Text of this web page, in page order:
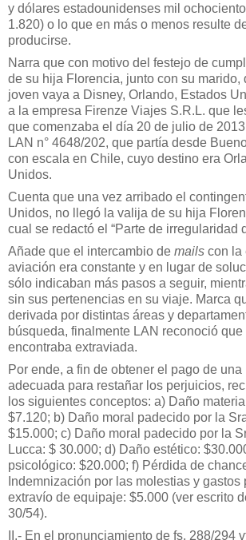
y dólares estadounidenses mil
1.820) o lo que en más o menos resulte
producirse.
Narra que con motivo del festejo de
de su hija Florencia, junto con su marido,
joven vaya a Disney, Orlando, Estados
a la empresa Firenze Viajes S.R.L. que
que comenzaba el día 20 de julio de
LAN n° 4648/202, que partía desde
con escala en Chile, cuyo destino era
Unidos.
Cuenta que una vez arribado el
Unidos, no llegó la valija de su hija
cual se redactó el “Parte de irregularidad
Añade que el intercambio de mails con la
aviación era constante y en lugar de
sólo indicaban más pasos a seguir,
sin sus pertenencias en su viaje. Marca
derivada por distintas áreas y
búsqueda, finalmente LAN reconoció
encontraba extraviada.
Por ende, a fin de obtener el pago de
adecuada para restañar los perjuicios,
los siguientes conceptos: a) Daño
$7.120; b) Daño moral padecido por la
$15.000; c) Daño moral padecido por la
Lucca: $ 30.000; d) Daño estético:
psicológico: $20.000; f) Pérdida de
Indemnización por las molestias y gastos
extravío de equipaje: $5.000 (ver escrito
30/54).
II.- En el pronunciamiento de fs. 288/294